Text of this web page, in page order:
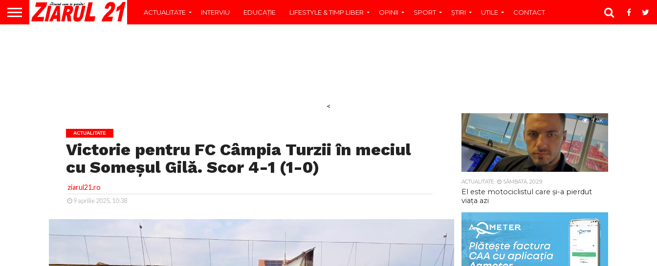
ACTUALITATE INTERVIU EDUCAŢIE LIFESTYLE & TIMP LIBER OPINII SPORT ŞTIRI UTILE CONTACT
<
ACTUALITATE
Victorie pentru FC Câmpia Turzii în meciul
cu Someșul Gilă. Scor 4-1 (1-0)
ziarul21.ro
9 aprilie 2025, 10:38
7.4K
ACTUALITATE SÂMBĂTĂ, 20:29
El este motociclistul care și-a pierdut
viața azi